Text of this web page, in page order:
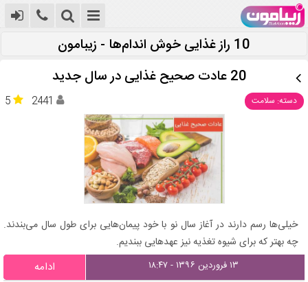
10 راز غذایی خوش اندام‌ها - زیبامون
20 عادت صحیح غذایی در سال جدید
دسته: سلامت 5 2441
خیلی‌ها رسم دارند در آغاز سال نو با خود پیمان‌هایی برای طول سال می‌بندند.
چه بهتر كه برای شیوه تغذیه نیز عهدهایی ببندیم.
۱۳ فروردین ۱۳۹۶ - ۱۸:۴۷ ادامه